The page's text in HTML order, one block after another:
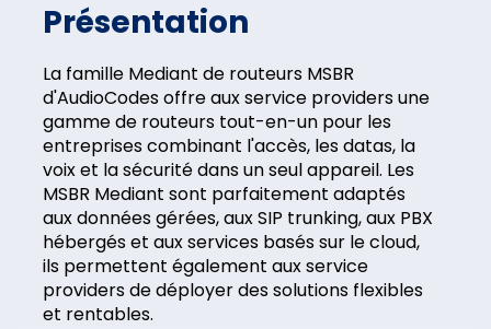
Présentation
La famille Mediant de routeurs MSBR
d'AudioCodes offre aux service providers une
gamme de routeurs tout-en-un pour les
entreprises combinant l'accès, les datas, la
voix et la sécurité dans un seul appareil. Les
MSBR Mediant sont parfaitement adaptés
aux données gérées, aux SIP trunking, aux PBX
hébergés et aux services basés sur le cloud,
ils permettent également aux service
providers de déployer des solutions flexibles
et rentables.